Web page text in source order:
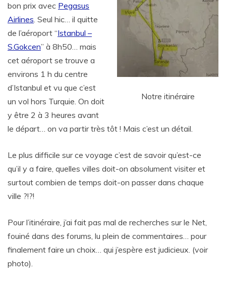
Notre itinéraire
bon prix avec Pegasus
Airlines. Seul hic… il quitte
de l’aéroport “Istanbul –
S.Gokcen” à 8h50… mais
cet aéroport se trouve a
environs 1 h du centre
d’Istanbul et vu que c’est
un vol hors Turquie. On doit
y être 2 à 3 heures avant
le départ… on va partir très tôt ! Mais c’est un détail.
Le plus difficile sur ce voyage c’est de savoir qu’est-ce
qu’il y a faire, quelles villes doit-on absolument visiter et
surtout combien de temps doit-on passer dans chaque
ville ?!?!
Pour l’itinéraire, j’ai fait pas mal de recherches sur le Net,
fouiné dans des forums, lu plein de commentaires… pour
finalement faire un choix… qui j’espère est judicieux. (voir
photo).